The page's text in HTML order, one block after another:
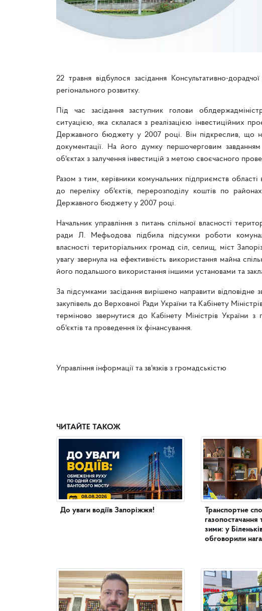
22 травня відбулося засідання Консультативно-
регіонального розвитку.
Під час засідання заступник голови
ситуацією, яка склалася з реалізацією інвестиційних
Державного бюджету у 2007 році. Він підкреслив, що
документації. На його думку першочерговим завданням
об'єктах з залучення інвестицій з метою своєчасного
Разом з тим, керівники комунальних підприємств
до переліку об'єктів, перерозподілу коштів по
Державного бюджету у 2007 році.
Начальник управління з питань спільної власності
ради Л. Мефьодова підбила підсумки роботи
власності територіальних громад сіл, селищ, міст
увагу звернула на ефективність використання майна
його подальшого використання іншими установами та
За підсумками засідання вирішено направити
закупівель до Верховної Ради України та Кабінету
терміново звернутися до Кабінету Міністрів України
об'єктів та проведення їх фінансування.
Управління інформації та зв'язків з громадськістю
ЧИТАЙТЕ ТАКОЖ
До уваги водіїв Запоріжжя!
Транспортне
газопостачання
зими: у
обговорили